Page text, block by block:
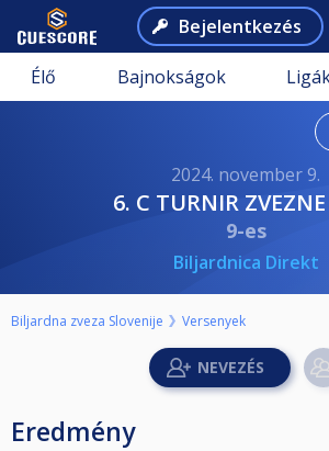
Bejelentkezés
Élő Bajnokságok
2024. november 9.
6. C TURNIR
9-es
Biljardnica Direkt
Biljardna zveza Slovenije Versenyek
Eredmény